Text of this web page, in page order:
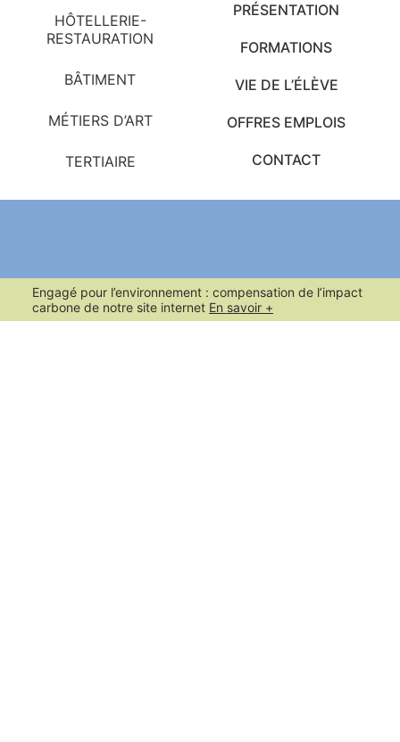
HÔTELLERIE-
RESTAURATION
BÂTIMENT
MÉTIERS D’ART
TERTIAIRE
PRÉSENTATION
FORMATIONS
VIE DE L’ÉLÈVE
OFFRES EMPLOIS
CONTACT
Engagé pour l’environnement : compensation de l’impact
carbone de notre site internet En savoir +